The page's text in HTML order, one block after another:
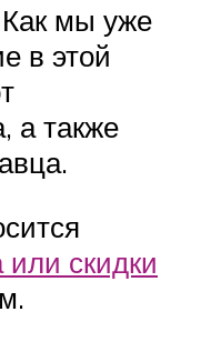
мы уже
в этой
а также
или скидки